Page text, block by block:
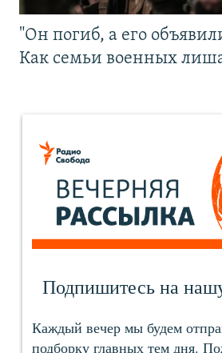
"Он погиб, а его
Как семьи военных